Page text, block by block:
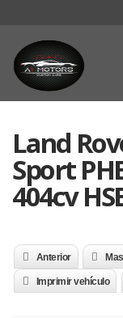
Land
Sport
404cv
Anterior
Imprimir vehículo